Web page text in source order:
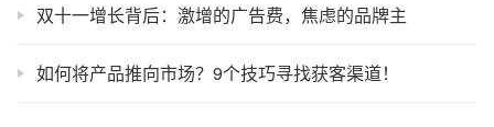
双十一增长背后：激增的广告费，焦虑的品牌主
如何将产品推向市场？9个技巧寻找获客渠道！